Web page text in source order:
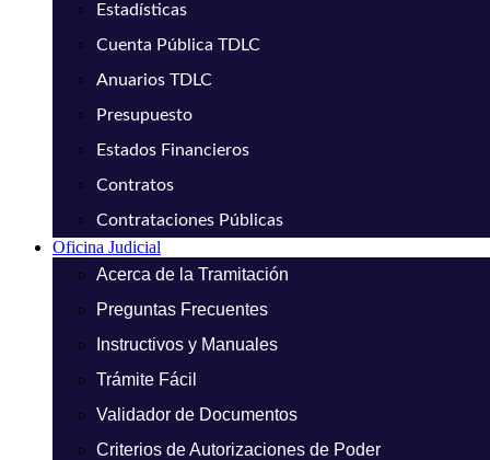
Estadísticas
Cuenta Pública TDLC
Anuarios TDLC
Presupuesto
Estados Financieros
Contratos
Contrataciones Públicas
Oficina Judicial
Acerca de la Tramitación
Preguntas Frecuentes
Instructivos y Manuales
Trámite Fácil
Validador de Documentos
Criterios de Autorizaciones de Poder